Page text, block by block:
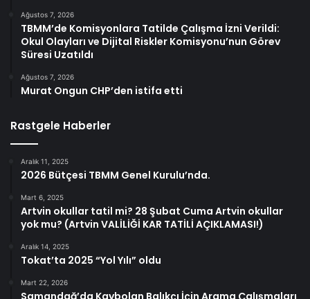
Ağustos 7, 2026
TBMM’de Komisyonlara Tatilde Çalışma İzni Verildi:
Okul Olayları ve Dijital Riskler Komisyonu’nun Görev
Süresi Uzatıldı
Ağustos 7, 2026
Murat Ongun CHP’den istifa etti
Rastgele Haberler
Aralık 11, 2025
2026 Bütçesi TBMM Genel Kurulu’nda.
Mart 6, 2025
Artvin okullar tatil mi? 28 Şubat Cuma Artvin okullar
yok mu? (Artvin VALİLİĞİ KAR TATİLİ AÇIKLAMASI!)
Aralık 14, 2025
Tokat’ta 2025 “Yol Yılı” oldu
Mart 22, 2026
Samandağ’da Kaybolan Balıkçı İçin Arama Çalışmaları